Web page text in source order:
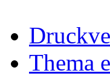
Thema